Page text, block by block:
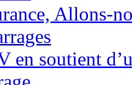
Allons-
en soutient